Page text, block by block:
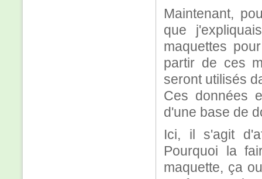
Maintenant,
que
maquettes
partir de ces
seront utilisés
Ces données
d'une base de
Ici, il s'agit
Pourquoi la
maquette, ça